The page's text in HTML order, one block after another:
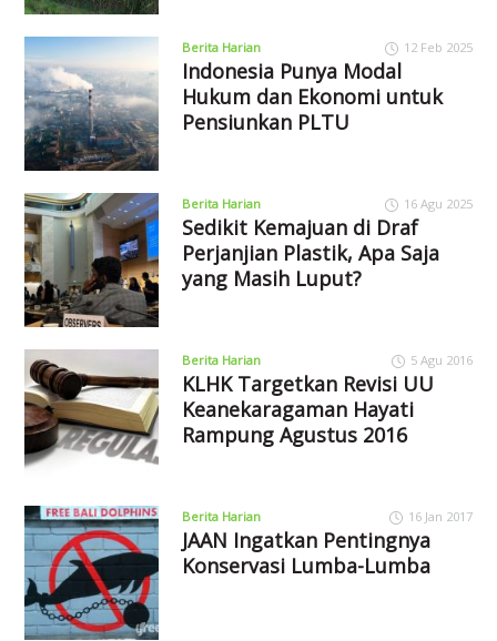
Berita Harian 12 Feb 2025
Indonesia Punya Modal
Hukum dan Ekonomi untuk
Pensiunkan PLTU
Berita Harian 16 Agu 2025
Sedikit Kemajuan di Draf
Perjanjian Plastik, Apa Saja
yang Masih Luput?
Berita Harian 5 Agu 2016
KLHK Targetkan Revisi UU
Keanekaragaman Hayati
Rampung Agustus 2016
Berita Harian 16 Jan 2017
JAAN Ingatkan Pentingnya
Konservasi Lumba-Lumba